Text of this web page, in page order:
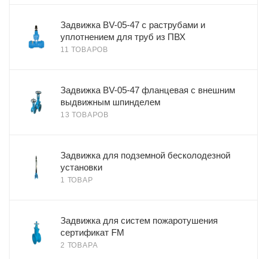
Задвижка BV-05-47 с раструбами и
уплотнением для труб из ПВХ
11 ТОВАРОВ
Задвижка BV-05-47 фланцевая с внешним
выдвижным шпинделем
13 ТОВАРОВ
Задвижка для подземной бесколодезной
установки
1 ТОВАР
Задвижка для систем пожаротушения
сертификат FM
2 ТОВАРА